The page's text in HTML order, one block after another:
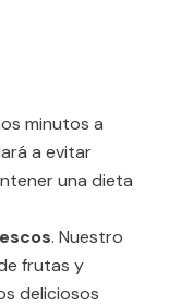
minutos a
a evitar
una dieta
. Nuestro
frutas y
deliciosos